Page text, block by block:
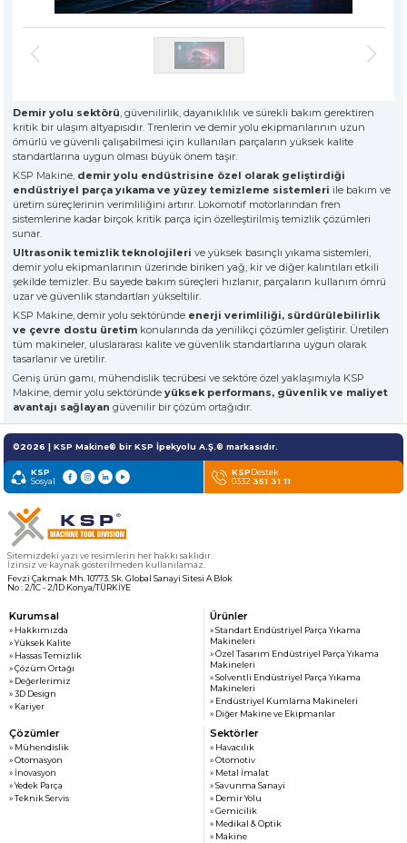
» Solventli Endüstriyel Parça Yıkama Makineleri
» Diğer Makine ve Ekipmanlar
Tüm hakkı saklıdır. Sitemizde kullanılan tüm içerik ve görseller
KSP Machine'a ait olup izinsiz kullanımı hukuki yaptırıma tabidir.
TOOL DIVISIONKSP MACHINE
» Değerlerimiz
» Kurumsal
» Çözümler
» Sektörler
» Medya Merkezi
» Referanslar
» Üretim
» Kariyer
» İletişim
özel müşteriler için, nitelikli çözümler
customers
KSP MACHINEMEDYA
» Haber & Fuar
» Katalog & Belgeler
» Foto Galeri
Demir yolu sektörü, güvenilirlik, dayanıklılık ve sürekli bakım gerektiren
kritik bir ulaşım altyapısıdır. Trenlerin ve demir yolu ekipmanlarının uzun
ömürlü ve güvenli çalışabilmesi için kullanılan parçaların yüksek kalite
standartlarına uygun olması büyük önem taşır.
KSP Makine, demir yolu endüstrisine özel olarak geliştirdiği
endüstriyel parça yıkama ve yüzey temizleme sistemleri ile bakım ve
üretim süreçlerinin verimliliğini artırır. Lokomotif motorlarından fren
sistemlerine kadar birçok kritik parça için özelleştirilmiş temizlik çözümleri
sunar.
Ultrasonik temizlik teknolojileri ve yüksek basınçlı yıkama sistemleri,
demir yolu ekipmanlarının üzerinde biriken yağ, kir ve diğer kalıntıları etkili
şekilde temizler. Bu sayede bakım süreçleri hızlanır, parçaların kullanım ömrü
uzar ve güvenlik standartları yükseltilir.
KSP Makine, demir yolu sektöründe enerji verimliliği, sürdürülebilirlik
ve çevre dostu üretim konularında da yenilikçi çözümler geliştirir. Üretilen
tüm makineler, uluslararası kalite ve güvenlik standartlarına uygun olarak
tasarlanır ve üretilir.
Geniş ürün gamı, mühendislik tecrübesi ve sektöre özel yaklaşımıyla KSP
Makine, demir yolu sektöründeyüksek performans, güvenlik ve maliyet
avantajı sağlayan güvenilir bir çözüm ortağıdır.
©2026 | KSP Makine® bir KSP İpekyolu A.Ş.® markasıdır.
KSP
Sosyal
KSPDestek
0332 351 31 11
Sitemizdeki yazı ve resimlerin her hakkı saklıdır.
İzinsiz ve kaynak gösterilmeden kullanılamaz.
Fevzi Çakmak Mh. 10773. Sk. Global Sanayi Sitesi A Blok
No : 2/1C - 2/1D Konya/TÜRKİYE
Kurumsal
» Hakkımızda
» Yüksek Kalite
» Hassas Temizlik
» Çözüm Ortağı
» Değerlerimiz
» 3D Design
» Kariyer
Ürünler
» Standart Endüstriyel Parça Yıkama
Makineleri
» Özel Tasarım Endüstriyel Parça Yıkama
Makineleri
» Solventli Endüstriyel Parça Yıkama
Makineleri
» Endüstriyel Kumlama Makineleri
» Diğer Makine ve Ekipmanlar
Çözümler
» Mühendislik
» Otomasyon
» İnovasyon
» Yedek Parça
» Teknik Servis
Sektörler
» Havacılık
» Otomotiv
» Metal İmalat
» Savunma Sanayi
» Demir Yolu
» Gemicilik
» Medikal & Optik
» Makine